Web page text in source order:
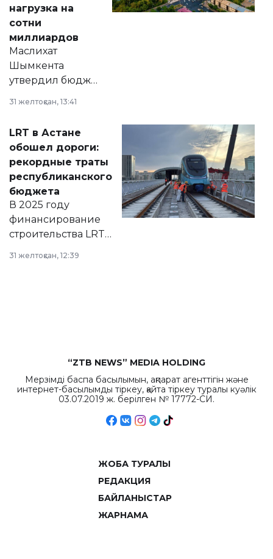
нагрузка на
сотни
миллиардов
Маслихат
Шымкента
утвердил бюджет
2028 годы.
документ
появился в базе
нормативных
правовых актов и
на сайте маслихат
города.
31 желтоқсан, 13:41
LRT в Астане
обошел дороги:
рекордные траты
республиканского
бюджета
В 2025 году
финансирование
строительства LRT
республиканского
31 желтоқсан, 12:39
“ZTB NEWS” MEDIA HOLDING
Мерзімді баспа басылымын, ақпарат агенттігін және
интернет-басылымды тіркеу, қайта тіркеу туралы куәлік
03.07.2019 ж. берілген № 17772-СИ.
ЖОБА ТУРАЛЫ
РЕДАКЦИЯ
БАЙЛАНЫСТАР
ЖАРНАМА